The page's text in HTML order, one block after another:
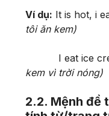
Ví dụ: It is hot, i
tôi ăn kem)
I eat ice
kem vì trời nóng)
2.2. Mệnh đề